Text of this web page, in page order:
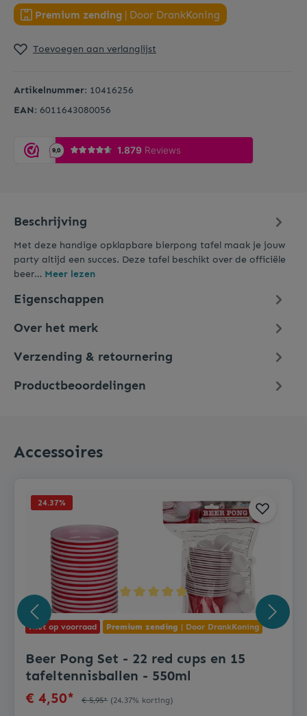
Premium zending | Door DrankKoning
Toevoegen aan verlanglijst
Artikelnummer: 10416256
EAN: 6011643080056
Beschrijving
Met deze handige opklapbare bierpong tafel maak je jouw
party altijd een succes. Deze tafel beschikt over de officiële
beer… Meer lezen
Eigenschappen
Over het merk
Verzending & retournering
Productbeoordelingen
Accessoires
24.37%
Niet op voorraad Premium zending | Door DrankKoning
Beer Pong Set - 22 red cups en 15
tafeltennisballen - 550ml
€ 4,50* € 5,95* (24.37% korting)